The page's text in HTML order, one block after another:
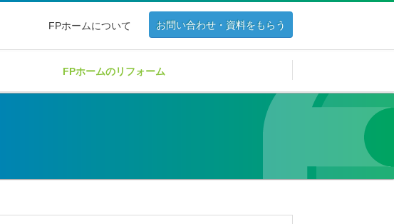
FPホームについて お問い合わせ・資料をもらう
FPホームのリフォーム